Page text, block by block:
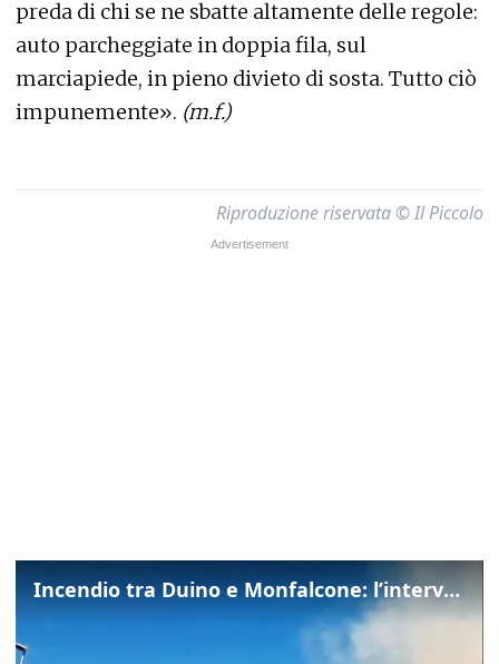
preda di chi se ne sbatte altamente delle regole:
auto parcheggiate in doppia fila, sul
marciapiede, in pieno divieto di sosta. Tutto ciò
impunemente». (m.f.)
Riproduzione riservata © Il Piccolo
Incendio tra Duino e Monfalcone: l’intervento dei vigili del fuoco